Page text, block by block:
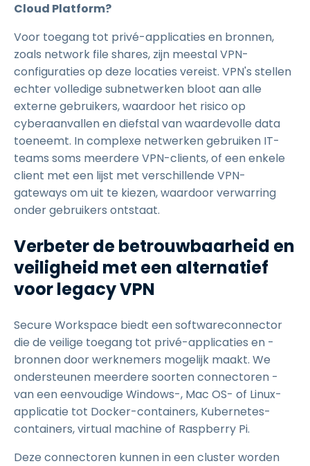
Cloud Platform?
Voor toegang tot privé-applicaties en bronnen,
zoals network file shares, zijn meestal VPN-
configuraties op deze locaties vereist. VPN's stellen
echter volledige subnetwerken bloot aan alle
externe gebruikers, waardoor het risico op
cyberaanvallen en diefstal van waardevolle data
toeneemt. In complexe netwerken gebruiken IT-
teams soms meerdere VPN-clients, of een enkele
client met een lijst met verschillende VPN-
gateways om uit te kiezen, waardoor verwarring
onder gebruikers ontstaat.
Verbeter de betrouwbaarheid en
veiligheid met een alternatief
voor legacy VPN
Secure Workspace biedt een softwareconnector
die de veilige toegang tot privé-applicaties en -
bronnen door werknemers mogelijk maakt. We
ondersteunen meerdere soorten connectoren -
van een eenvoudige Windows-, Mac OS- of Linux-
applicatie tot Docker-containers, Kubernetes-
containers, virtual machine of Raspberry Pi.
Deze connectoren kunnen in een cluster worden